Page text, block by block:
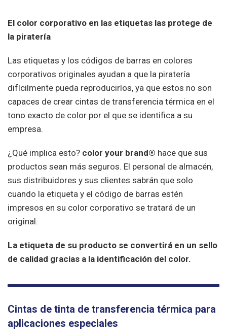
El color corporativo en las etiquetas las protege de
la piratería
Las etiquetas y los códigos de barras en colores
corporativos originales ayudan a que la piratería
difícilmente pueda reproducirlos, ya que estos no son
capaces de crear cintas de transferencia térmica en el
tono exacto de color por el que se identifica a su
empresa.
¿Qué implica esto? color your brand® hace que sus
productos sean más seguros. El personal de almacén,
sus distribuidores y sus clientes sabrán que solo
cuando la etiqueta y el código de barras estén
impresos en su color corporativo se tratará de un
original.
La etiqueta de su producto se convertirá en un sello
de calidad gracias a la identificación del color.
Cintas de tinta de transferencia térmica para
aplicaciones especiales